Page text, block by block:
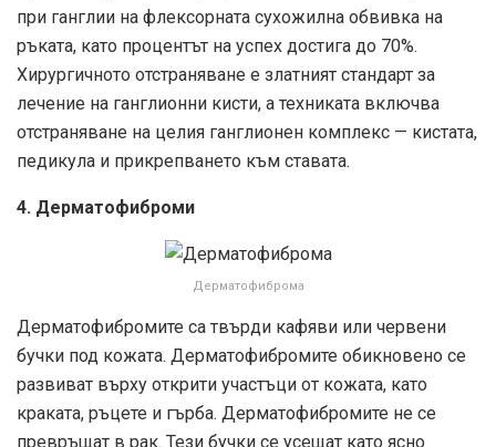
при ганглии на флексорната сухожилна обвивка на
ръката, като процентът на успех достига до 70%.
Хирургичното отстраняване е златният стандарт за
лечение на ганглионни кисти, а техниката включва
отстраняване на целия ганглионен комплекс — кистата,
педикула и прикрепването към ставата.
4. Дерматофиброми
Дерматофиброма
Дерматофибромите са твърди кафяви или червени
бучки под кожата. Дерматофибромите обикновено се
развиват върху открити участъци от кожата, като
краката, ръцете и гърба. Дерматофибромите не се
превръщат в рак. Тези бучки се усещат като ясно